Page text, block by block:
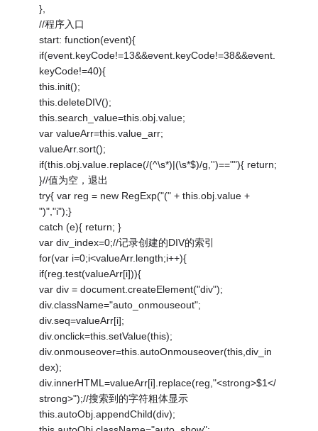
},
//程序入口
start: function(event){
if(event.keyCode!=13&&event.keyCode!=38&&event.
keyCode!=40){
this.init();
this.deleteDIV();
this.search_value=this.obj.value;
var valueArr=this.value_arr;
valueArr.sort();
if(this.obj.value.replace(/(^\s*)|(\s*$)/g,'')==""){ return;
}//值为空，退出
try{ var reg = new RegExp("(" + this.obj.value +
")","i");}
catch (e){ return; }
var div_index=0;//记录创建的DIV的索引
for(var i=0;i<valueArr.length;i++){
if(reg.test(valueArr[i])){
var div = document.createElement("div");
div.className="auto_onmouseout";
div.seq=valueArr[i];
div.onclick=this.setValue(this);
div.onmouseover=this.autoOnmouseover(this,div_in
dex);
div.innerHTML=valueArr[i].replace(reg,"<strong>$1</
strong>");//搜索到的字符粗体显示
this.autoObj.appendChild(div);